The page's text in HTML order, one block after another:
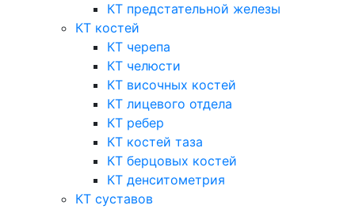
КТ предстательной железы
КТ костей
КТ черепа
КТ челюсти
КТ височных костей
КТ лицевого отдела
КТ ребер
КТ костей таза
КТ берцовых костей
КТ денситометрия
КТ суставов